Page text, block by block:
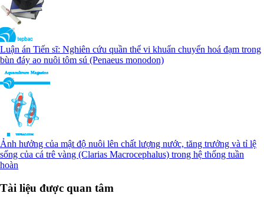
Luận án Tiến sĩ: Nghiên cứu quần thể vi khuẩn chuyển hoá đạm trong
bùn đáy ao nuôi tôm sú (Penaeus monodon)
Ảnh hưởng của mật độ nuôi lên chất lượng nước, tăng trưởng và tỉ lệ
sống của cá trê vàng (Clarias Macrocephalus) trong hệ thống tuần
hoàn
Tài liệu được quan tâm